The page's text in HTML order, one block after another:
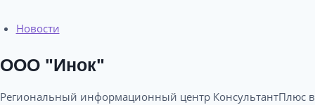
Новости
ООО "Инок"
Региональный информационный центр КонсультантПлюс в